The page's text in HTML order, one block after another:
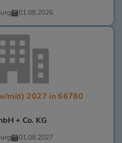
01.08.2026
m/d) 2027 in 66780
+ Co. KG
01.08.2027